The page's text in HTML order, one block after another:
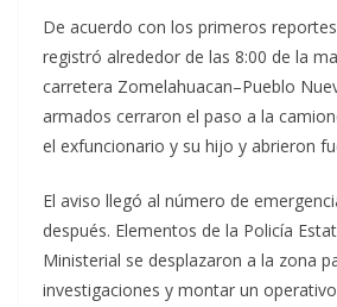
De acuerdo con los primeros
registró alrededor de las 8:00 de la
carretera Zomelahuacan–Pueblo
armados cerraron el paso a la
el exfuncionario y su hijo y abrieron
El aviso llegó al número de
después. Elementos de la Policía
Ministerial se desplazaron a la zona
investigaciones y montar un